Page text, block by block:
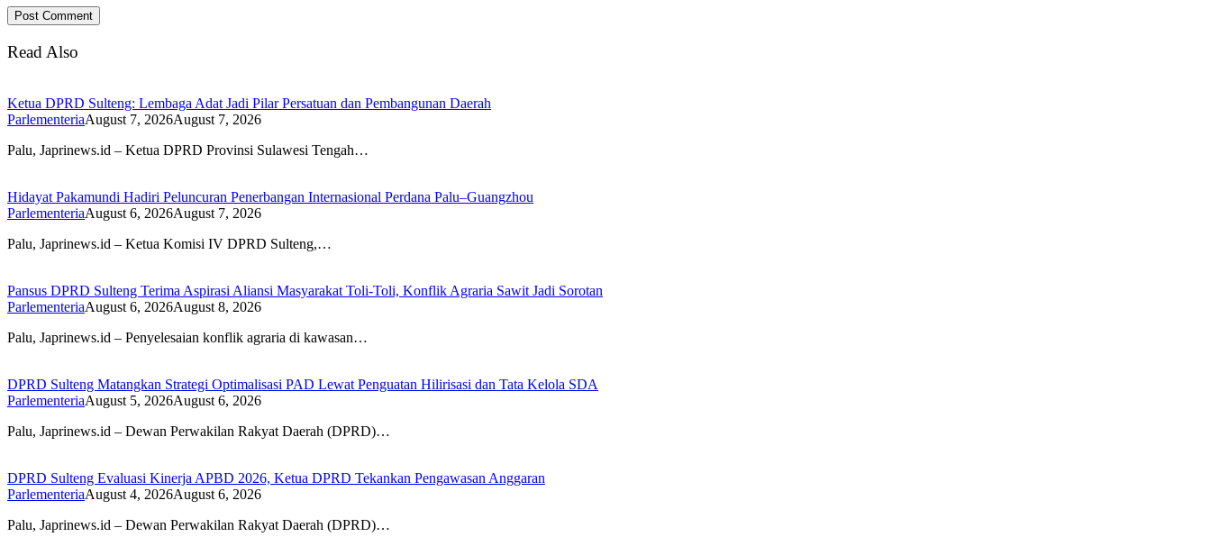
Read Also
Ketua DPRD Sulteng: Lembaga Adat Jadi Pilar Persatuan dan Pembangunan Daerah
ParlementeriaAugust 7, 2026August 7, 2026
Palu, Japrinews.id – Ketua DPRD Provinsi Sulawesi Tengah…
Hidayat Pakamundi Hadiri Peluncuran Penerbangan Internasional Perdana Palu–Guangzhou
ParlementeriaAugust 6, 2026August 7, 2026
Palu, Japrinews.id – Ketua Komisi IV DPRD Sulteng,…
Pansus DPRD Sulteng Terima Aspirasi Aliansi Masyarakat Toli-Toli, Konflik Agraria Sawit Jadi Sorotan
ParlementeriaAugust 6, 2026August 8, 2026
Palu, Japrinews.id – Penyelesaian konflik agraria di kawasan…
DPRD Sulteng Matangkan Strategi Optimalisasi PAD Lewat Penguatan Hilirisasi dan Tata Kelola SDA
ParlementeriaAugust 5, 2026August 6, 2026
Palu, Japrinews.id – Dewan Perwakilan Rakyat Daerah (DPRD)…
DPRD Sulteng Evaluasi Kinerja APBD 2026, Ketua DPRD Tekankan Pengawasan Anggaran
ParlementeriaAugust 4, 2026August 6, 2026
Palu, Japrinews.id – Dewan Perwakilan Rakyat Daerah (DPRD)…